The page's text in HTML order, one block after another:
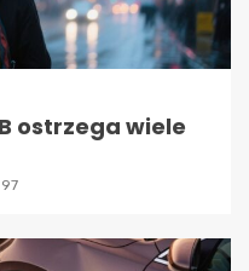
ostrzega wiele
97